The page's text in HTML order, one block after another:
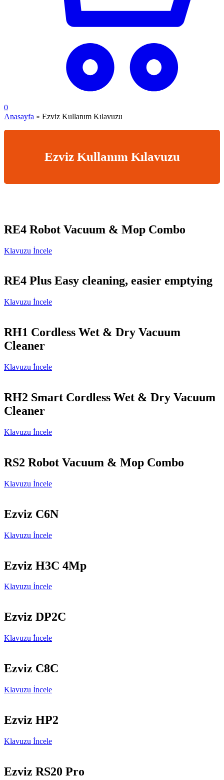
0
Anasayfa » Ezviz Kullanım Kılavuzu
Ezviz Kullanım Kılavuzu
RE4 Robot Vacuum & Mop Combo
Klavuzu İncele
RE4 Plus Easy cleaning, easier emptying
Klavuzu İncele
RH1 Cordless Wet & Dry Vacuum
Cleaner
Klavuzu İncele
RH2 Smart Cordless Wet & Dry Vacuum
Cleaner
Klavuzu İncele
RS2 Robot Vacuum & Mop Combo
Klavuzu İncele
Ezviz C6N
Klavuzu İncele
Ezviz H3C 4Mp
Klavuzu İncele
Ezviz DP2C
Klavuzu İncele
Ezviz C8C
Klavuzu İncele
Ezviz HP2
Klavuzu İncele
Ezviz RS20 Pro